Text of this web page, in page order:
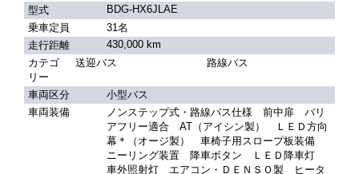
型式
BDG-HX6JLAE
乗車定員
31名
走行距離
430,000 km
カテゴ
リー
送迎バス 路線バス
車両区分
小型バス
車両装備
ノンステップ式・路線バス仕様 前中扉 バリ
アフリー適合 AT（アイシン製） ＬＥＤ方向
幕＊（オージ製） 車椅子用スロープ板装備
ニーリング装置 降車ボタン ＬＥＤ降車灯
車外照射灯 エアコン・ＤＥＮＳＯ製 ヒータ